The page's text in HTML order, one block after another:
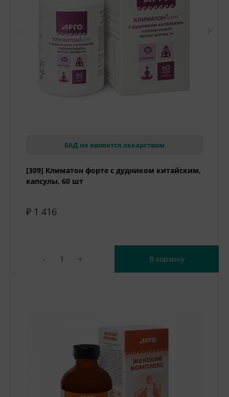
БАД не является лекарством
[309] Климатон форте с дудником китайским,
капсулы, 60 шт
₽ 1 416
- + В корзину